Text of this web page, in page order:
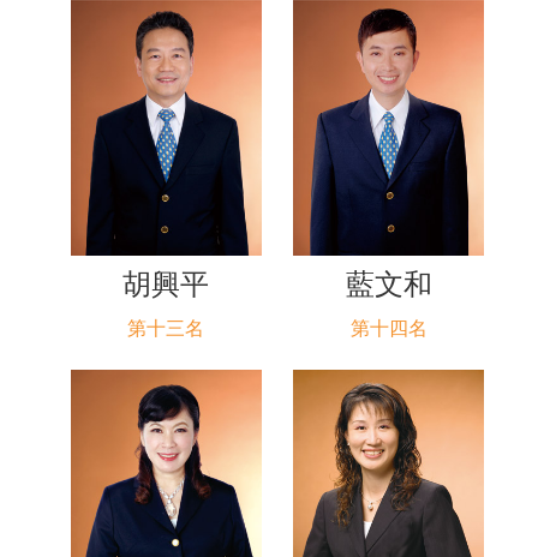
胡興平
第十三名
藍文和
第十四名